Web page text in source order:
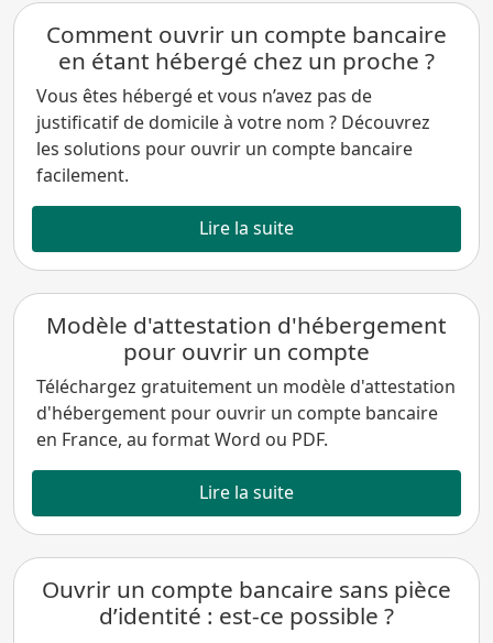
Comment ouvrir un compte bancaire
en étant hébergé chez un proche ?
Vous êtes hébergé et vous n’avez pas de
justificatif de domicile à votre nom ? Découvrez
les solutions pour ouvrir un compte bancaire
facilement.
Lire la suite
Modèle d'attestation d'hébergement
pour ouvrir un compte
Téléchargez gratuitement un modèle d'attestation
d'hébergement pour ouvrir un compte bancaire
en France, au format Word ou PDF.
Lire la suite
Ouvrir un compte bancaire sans pièce
d’identité : est-ce possible ?